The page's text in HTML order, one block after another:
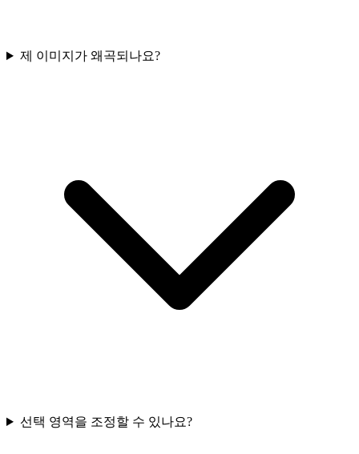
제 이미지가 왜곡되나요?
선택 영역을 조정할 수 있나요?